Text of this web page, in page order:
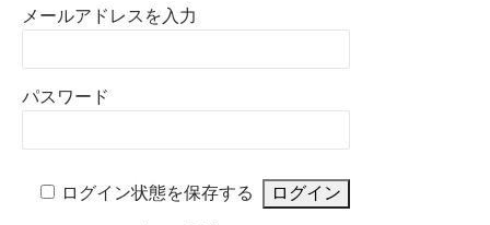
メールアドレスを入力
パスワード
ログイン状態を保存する